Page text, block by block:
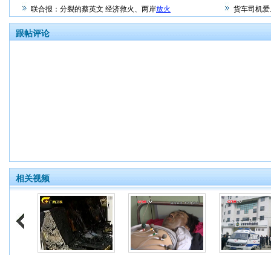
联合报：分裂的蔡英文 经济救火、两岸放火 货车司机
跟帖评论
相关视频